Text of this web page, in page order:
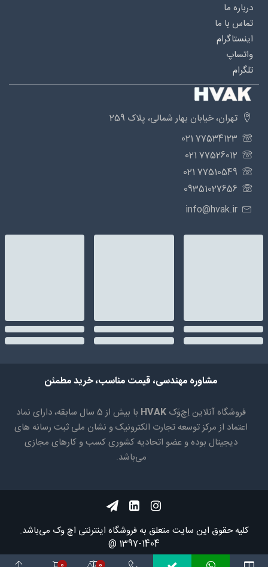
درباره‌ ما
تماس با ما
اینستاگرام
واتساپ
تلگرام
تهران، خیابان بهار شمالی، پلاک 259
77534123 021
77526012 021
77510549 021
09351027656
info@hvak.ir
مشاوره مهندسی، قیمت مناسب، خرید مطمئن
فروشگاه آنلاین اِچ‌وَک HVAK
با بیش از 5 سال سابقه، دارای نماد
اعتماد از مرکز توسعه تجارت الکترونیک و نشان ملی ثبت رسانه های
دیجیتال بوده و عضو اتحادیه کشوری کسب و کارهای مجازی
می‌باشد.
کلیه حقوق اين سايت متعلق به فروشگاه اینترنتی اچ وک می‌باشد.
1404-1397 @